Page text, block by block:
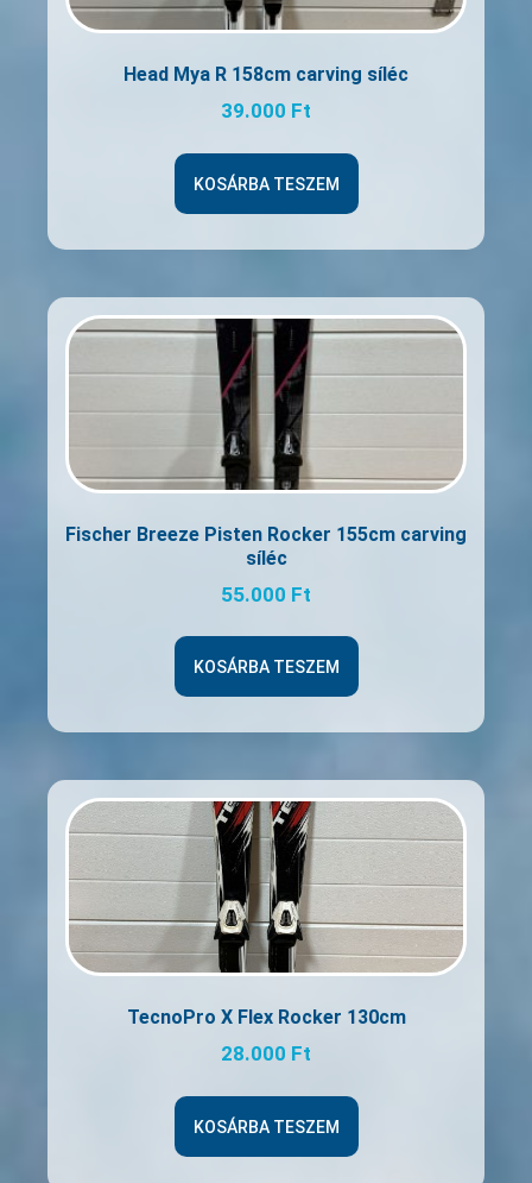
Head Mya R 158cm carving síléc
39.000 Ft
KOSÁRBA TESZEM
Fischer Breeze Pisten Rocker 155cm carving
síléc
55.000 Ft
KOSÁRBA TESZEM
TecnoPro X Flex Rocker 130cm
28.000 Ft
KOSÁRBA TESZEM